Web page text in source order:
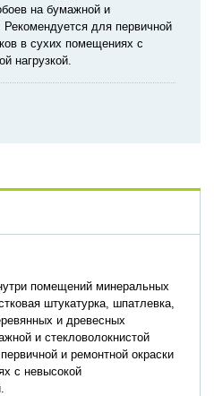
на бумажной и
Рекомендуется для первичной
в сухих помещениях с
нагрузкой.
помещений минеральных
штукатурка, шпатлевка,
и древесных
и стекловолокнистой
и ремонтной окраски
с невысокой